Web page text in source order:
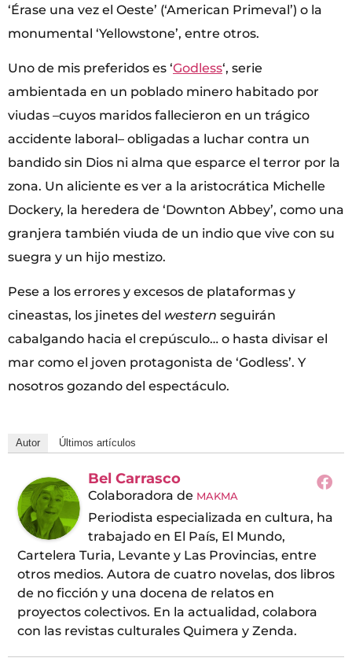
‘Érase una vez el Oeste’ (‘American Primeval’) o la
monumental ‘Yellowstone’, entre otros.
Uno de mis preferidos es ‘Godless‘, serie
ambientada en un poblado minero habitado por
viudas –cuyos maridos fallecieron en un trágico
accidente laboral– obligadas a luchar contra un
bandido sin Dios ni alma que esparce el terror por la
zona. Un aliciente es ver a la aristocrática Michelle
Dockery, la heredera de ‘Downton Abbey’, como una
granjera también viuda de un indio que vive con su
suegra y un hijo mestizo.
Pese a los errores y excesos de plataformas y
cineastas, los jinetes del western seguirán
cabalgando hacia el crepúsculo… o hasta divisar el
mar como el joven protagonista de ‘Godless’. Y
nosotros gozando del espectáculo.
Autor Últimos artículos
Bel Carrasco
Colaboradora de MAKMA
Periodista especializada en cultura, ha
trabajado en El País, El Mundo,
Cartelera Turia, Levante y Las Provincias, entre
otros medios. Autora de cuatro novelas, dos libros
de no ficción y una docena de relatos en
proyectos colectivos. En la actualidad, colabora
con las revistas culturales Quimera y Zenda.